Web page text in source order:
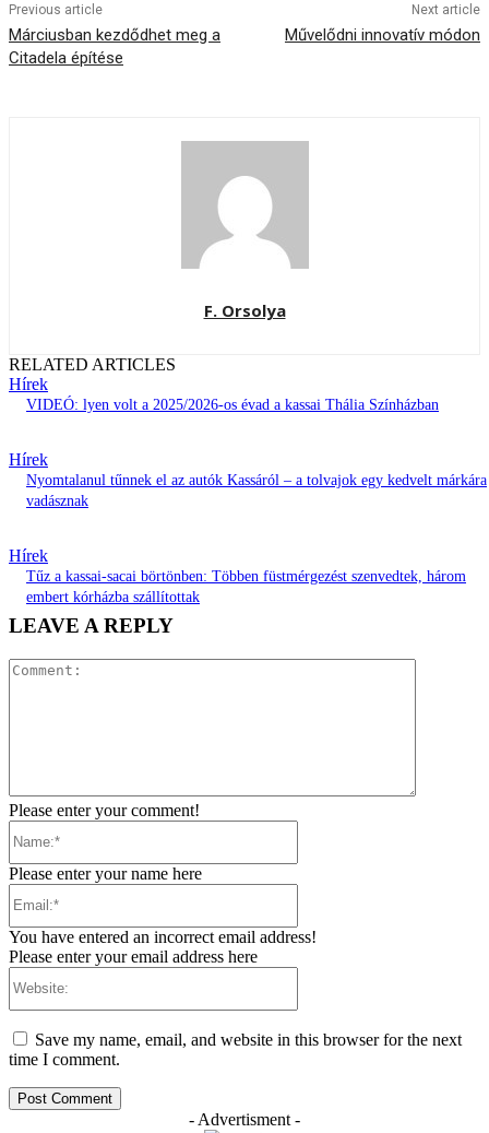
Previous article
Márciusban kezdődhet meg a
Citadela építése
Next article
Művelődni innovatív módon
F. Orsolya
RELATED ARTICLES
Hírek
VIDEÓ: lyen volt a 2025/2026-os évad a kassai Thália Színházban
Hírek
Nyomtalanul tűnnek el az autók Kassáról – a tolvajok egy kedvelt márkára
vadásznak
Hírek
Tűz a kassai-sacai börtönben: Többen füstmérgezést szenvedtek, három
embert kórházba szállítottak
LEAVE A REPLY
Please enter your comment!
Please enter your name here
You have entered an incorrect email address!
Please enter your email address here
Save my name, email, and website in this browser for the next
time I comment.
- Advertisment -